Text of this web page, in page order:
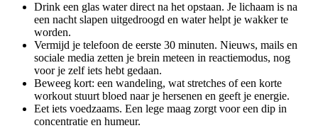
Drink een glas water direct na het opstaan. Je lichaam is na
een nacht slapen uitgedroogd en water helpt je wakker te
worden.
Vermijd je telefoon de eerste 30 minuten. Nieuws, mails en
sociale media zetten je brein meteen in reactiemodus, nog
voor je zelf iets hebt gedaan.
Beweeg kort: een wandeling, wat stretches of een korte
workout stuurt bloed naar je hersenen en geeft je energie.
Eet iets voedzaams. Een lege maag zorgt voor een dip in
concentratie en humeur.